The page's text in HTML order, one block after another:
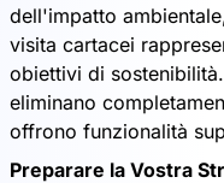
dell'impatto
visita cartacei
obiettivi di
eliminano
offrono funzionalità
Preparare la Vostra